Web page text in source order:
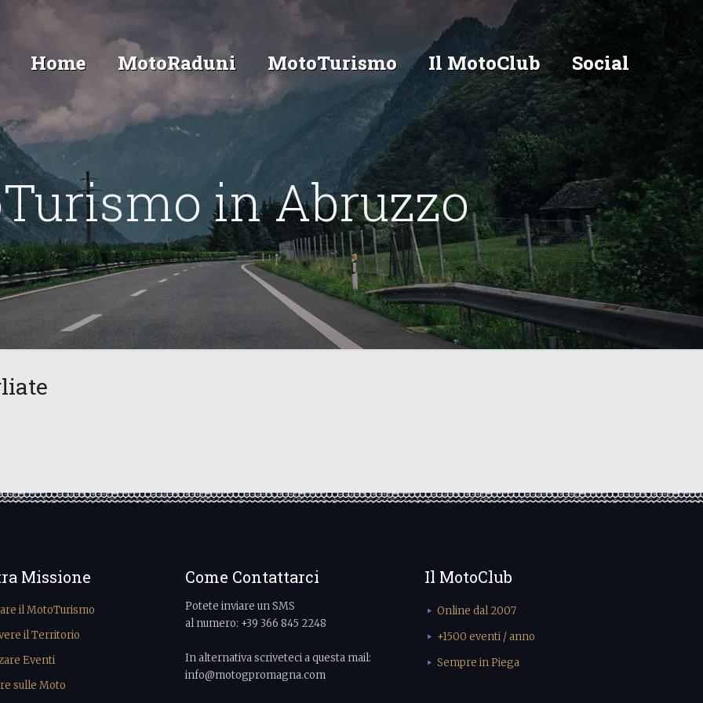
Home MotoRaduni MotoTurismo Il MotoClub Social
in Abruzzo
Missione
il MotoTurismo
il Territorio
Eventi
sulle Moto
Come Contattarci
Potete inviare un SMS
al numero: +39 366 845 2248
In alternativa scriveteci a questa mail:
info@motogpromagna.com
Il MotoClub
Online dal 2007
+1500 eventi / anno
Sempre in Piega